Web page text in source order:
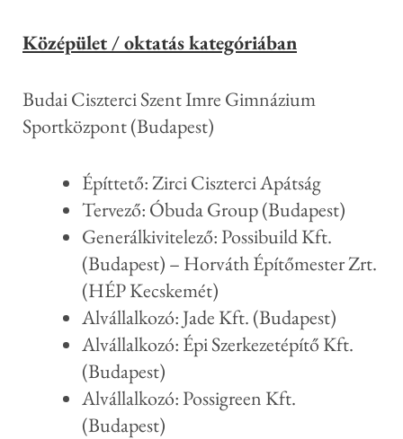
Középület / oktatás kategóriában
Budai Ciszterci Szent Imre Gimnázium
Sportközpont (Budapest)
Építtető: Zirci Ciszterci Apátság
Tervező: Óbuda Group (Budapest)
Generálkivitelező: Possibuild Kft.
(Budapest) – Horváth Építőmester Zrt.
(HÉP Kecskemét)
Alvállalkozó: Jade Kft. (Budapest)
Alvállalkozó: Épi Szerkezetépítő Kft.
(Budapest)
Alvállalkozó: Possigreen Kft.
(Budapest)